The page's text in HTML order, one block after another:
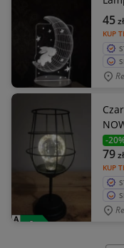
KUP
45zł
-
KUP
79zł